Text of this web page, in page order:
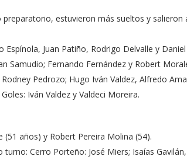
estuvieron más sueltos y salieron
Juan Patiño, Rodrigo Delvalle y
Samudio; Fernando Fernández y Robert
Pedrozo; Hugo Iván Valdez, Alfredo
Iván Valdez y Valdeci Moreira.
(51 años) y Robert Pereira Molina (54).
Cerro Porteño: José Miers; Isaías